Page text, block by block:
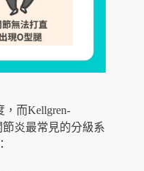
而Kellgren-
節炎最常見的分級系